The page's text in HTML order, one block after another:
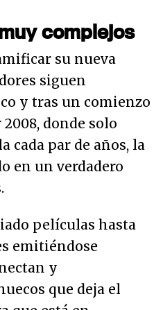
complejos
su nueva
siguen
y tras un comienzo
donde solo
cada par de años, la
en un verdadero
películas hasta
emitiéndose
y
que deja el